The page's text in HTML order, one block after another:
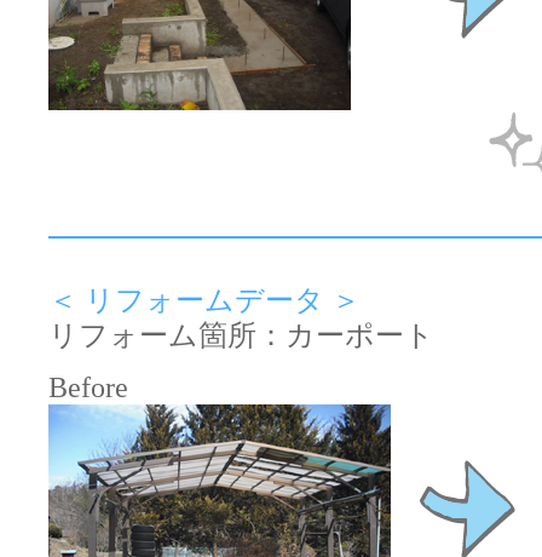
＜ リフォームデータ ＞
リフォーム箇所：カーポート
Before